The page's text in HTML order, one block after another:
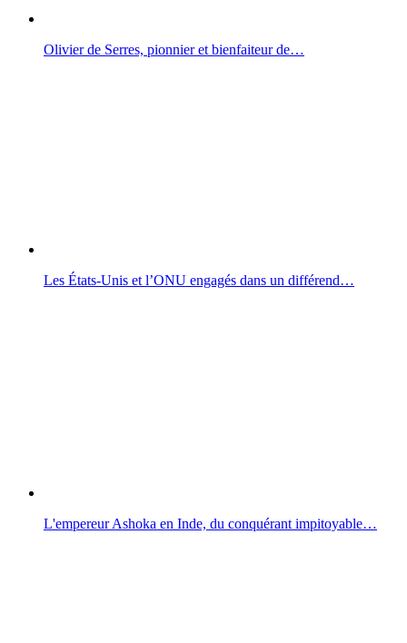
Olivier de Serres, pionnier et bienfaiteur de…
Les États-Unis et l’ONU engagés dans un différend…
L'empereur Ashoka en Inde, du conquérant impitoyable…